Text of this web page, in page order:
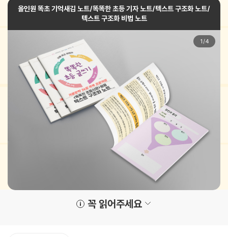
올인원 똑초 기억새김 노트/똑똑한 초등 기자 노트/텍스트 구조화 노트/
텍스트 구조화 비법 노트
1 /4
꼭 읽어주세요